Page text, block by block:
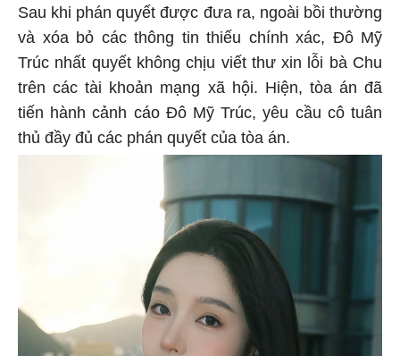
Sau khi phán quyết được đưa ra, ngoài bồi thường
và xóa bỏ các thông tin thiếu chính xác, Đô Mỹ
Trúc nhất quyết không chịu viết thư xin lỗi bà Chu
trên các tài khoản mạng xã hội. Hiện, tòa án đã
tiến hành cảnh cáo Đô Mỹ Trúc, yêu cầu cô tuân
thủ đầy đủ các phán quyết của tòa án.